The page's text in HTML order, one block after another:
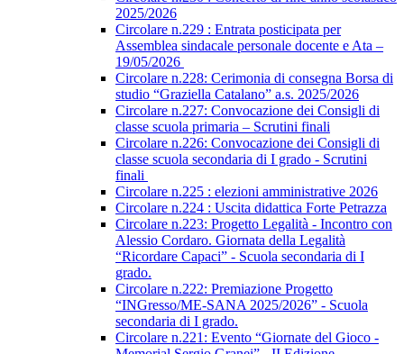
2025/2026
Circolare n.229 : Entrata posticipata per
Assemblea sindacale personale docente e Ata –
19/05/2026
Circolare n.228: Cerimonia di consegna Borsa di
studio “Graziella Catalano” a.s. 2025/2026
Circolare n.227: Convocazione dei Consigli di
classe scuola primaria – Scrutini finali
Circolare n.226: Convocazione dei Consigli di
classe scuola secondaria di I grado - Scrutini
finali
Circolare n.225 : elezioni amministrative 2026
Circolare n.224 : Uscita didattica Forte Petrazza
Circolare n.223: Progetto Legalità - Incontro con
Alessio Cordaro. Giornata della Legalità
“Ricordare Capaci” - Scuola secondaria di I
grado.
Circolare n.222: Premiazione Progetto
“INGresso/ME-SANA 2025/2026” - Scuola
secondaria di I grado.
Circolare n.221: Evento “Giornate del Gioco -